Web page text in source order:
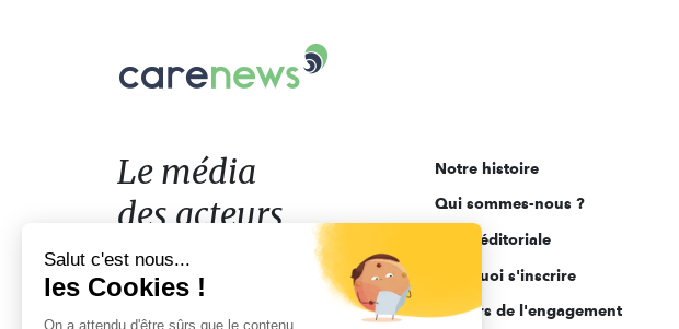
Le
acteurs
de
l'engagement
Le média
des acteurs
de l'engagement
Notre histoire
Qui sommes-nous ?
Ligne éditoriale
Pourquoi s'inscrire
Acteurs de l'engagement
Salut c'est nous...
les Cookies !
On a attendu d'être sûrs que le contenu